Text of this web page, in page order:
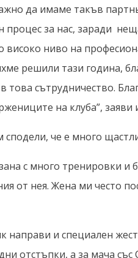
да имаме такъв
процес за нас, заради
високо ниво на
решили тази година,
сътрудничество.
на клуба”,
че е много
с много тренировки
от нея. Жена ми често
направи и специален
отстъпки, а за мача